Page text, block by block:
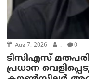
Aug 7, 2026 . 0
ടിസിഎസ്
പ്രധാന